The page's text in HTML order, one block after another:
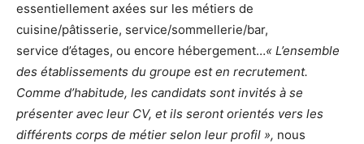
essentiellement axées sur les métiers de
cuisine/pâtisserie, service/sommellerie/bar,
service d’étages, ou encore hébergement…​« L’ensemble
des établissements du groupe est en recrutement.
Comme d’habitude, les candidats sont invités à se
présenter avec leur CV, et ils seront orientés vers les
différents corps de métier selon leur profil », nous